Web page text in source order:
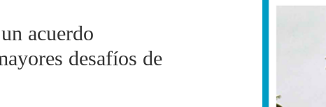
acuerdo
desafíos de